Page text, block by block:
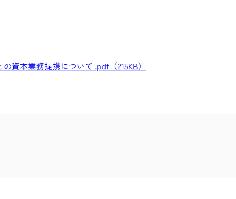
資本業務提携について .pdf（215KB）